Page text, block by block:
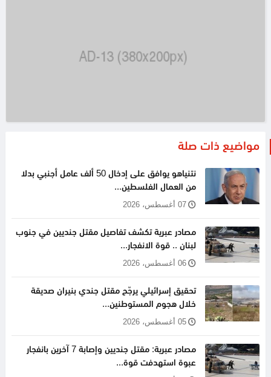
مواضيع ذات صلة
نتنياهو يوافق على إدخال 50 ألف عامل أجنبي بدلا
من العمال الفلسطين...
07 أغسطس، 2026
مصادر عبرية تكشف تفاصيل مقتل جنديين في جنوب
لبنان .. قوة الانفجار...
06 أغسطس، 2026
تحقيق إسرائيلي يرجّح مقتل جندي بنيران صديقة
خلال هجوم المستوطنين...
05 أغسطس، 2026
مصادر عبرية: مقتل جنديين وإصابة 7 آخرين بانفجار
عبوة استهدفت قوة...